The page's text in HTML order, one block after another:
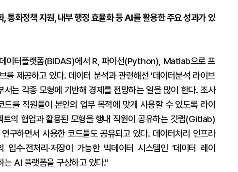
통화정책 지원, 내부 행정 효율화 등 AI를 활용한 주요 성과가 있
이터플랫폼(BIDAS)에서 R, 파이선(Python), Matlab으로 프
를 제공하고 있다. 데이터 분석과 관련해선 '데이터분석 라이브
는 각종 모형에 기반해 경제를 전망하는 일을 많이 한다. 조사
를 직원들이 본인의 업무 목적에 맞게 사용할 수 있도록 라이
트의 협업과 활용된 모형을 행내 직원이 공유하는 깃랩(Gitlab)
구하면서 사용한 코드들도 공유되고 있다. 데이터처리 인프라
입수·전처리·저장이 가능한 빅데이터 시스템인 '데이터 레이
AI 플랫폼을 구상하고 있다."